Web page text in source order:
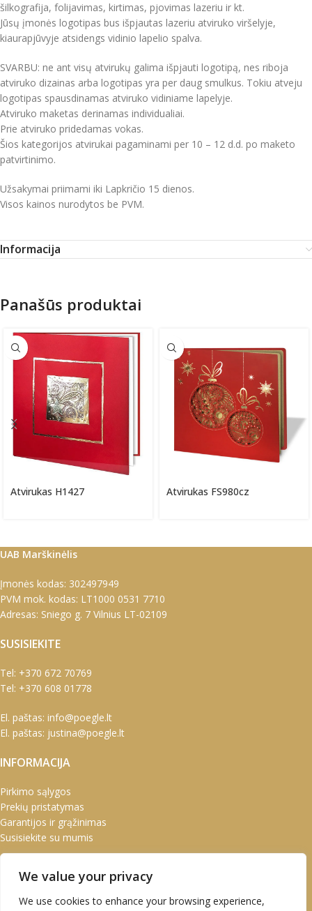
We value your privacy
We use cookies to enhance your browsing experience,
šilkografija, folijavimas, kirtimas, pjovimas lazeriu ir kt.
Jūsų įmonės logotipas bus išpjautas lazeriu atviruko viršelyje,
kiaurapjūvyje atsidengs vidinio lapelio spalva.
SVARBU: ne ant visų atvirukų galima išpjauti logotipą, nes riboja
atviruko dizainas arba logotipas yra per daug smulkus. Tokiu atveju
logotipas spausdinamas atviruko vidiniame lapelyje.
Atviruko maketas derinamas individualiai.
Prie atviruko pridedamas vokas.
Šios kategorijos atvirukai pagaminami per 10 – 12 d.d. po maketo
patvirtinimo.
Užsakymai priimami iki Lapkričio 15 dienos.
Visos kainos nurodytos be PVM.
Informacija
Panašūs produktai
Atvirukas H1427 Atvirukas FS980cz
UAB Marškinėlis
Įmonės kodas: 302497949
PVM mok. kodas: LT1000 0531 7710
Adresas: Sniego g. 7 Vilnius LT-02109
SUSISIEKITE
Tel: +370 672 70769
Tel: +370 608 01778
El. paštas: info@poegle.lt
El. paštas: justina@poegle.lt
INFORMACIJA
Pirkimo sąlygos
Prekių pristatymas
Garantijos ir grąžinimas
Susisiekite su mumis
Paskyra